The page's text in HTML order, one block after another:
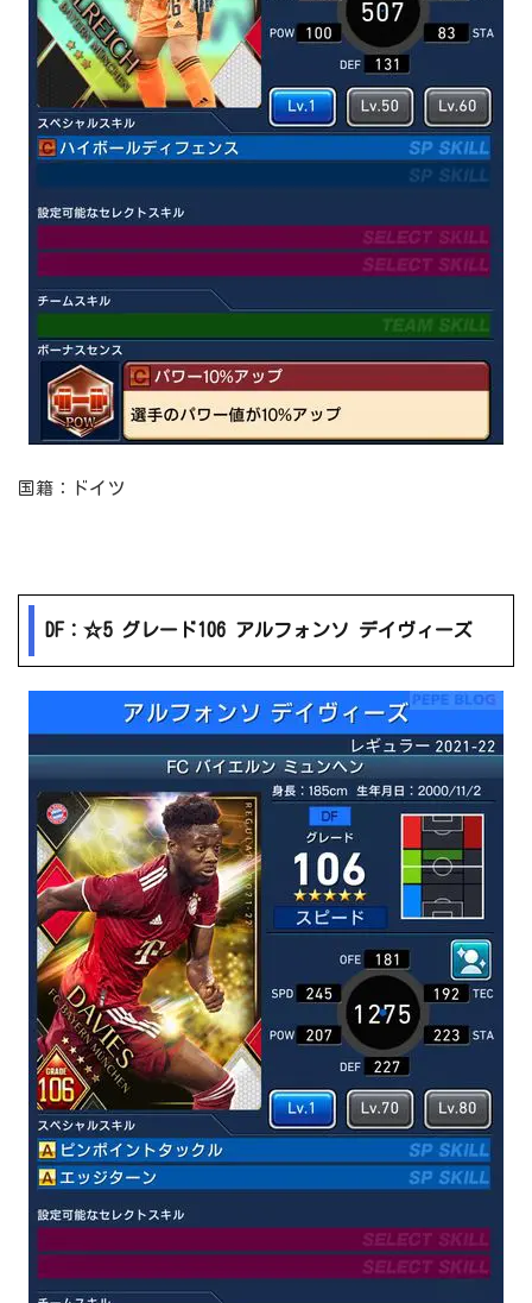
国籍：ドイツ
DF：☆5 グレード106 アルフォンソ デイヴィーズ